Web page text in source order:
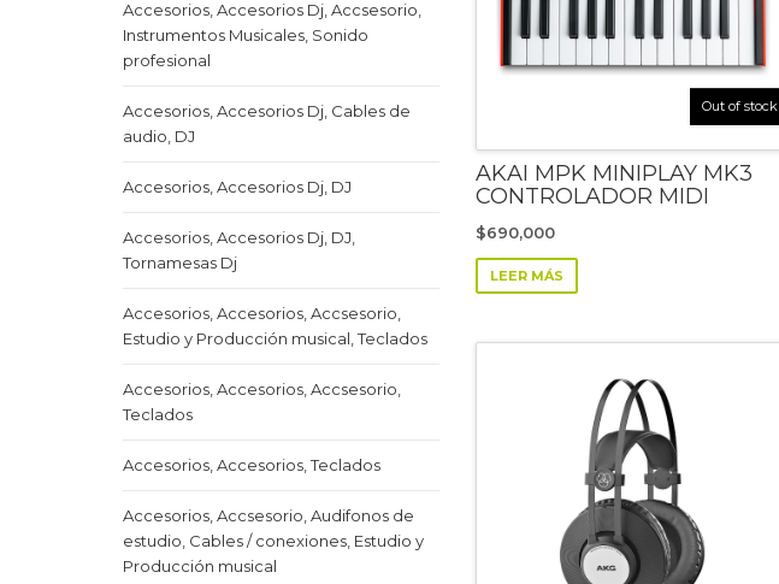
Accesorios, Accesorios Dj, Accsesorio,
Instrumentos Musicales, Sonido
profesional
Accesorios, Accesorios Dj, Cables de
audio, DJ
Accesorios, Accesorios Dj, DJ
Accesorios, Accesorios Dj, DJ,
Tornamesas Dj
Accesorios, Accesorios, Accsesorio,
Estudio y Producción musical, Teclados
Accesorios, Accesorios, Accsesorio,
Teclados
Accesorios, Accesorios, Teclados
Accesorios, Accsesorio, Audifonos de
estudio, Cables / conexiones, Estudio y
Producción musical
Out of stock
AKAI MPK MINIPLAY MK3
CONTROLADOR MIDI
$690,000
LEER MÁS